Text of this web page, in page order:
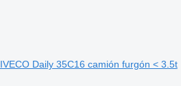
IVECO Daily 35C16 camión furgón < 3.5t